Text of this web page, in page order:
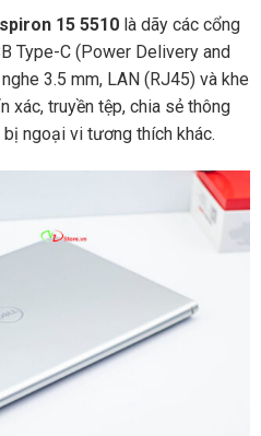
15 5510là dãy các cổng
Type-C (Power Delivery and
3.5 mm, LAN (RJ45) và khe
xác, truyền tệp, chia sẻ thông
ngoại vi tương thích khác.